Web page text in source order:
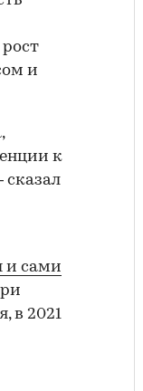
и
к
и сами
в 2021